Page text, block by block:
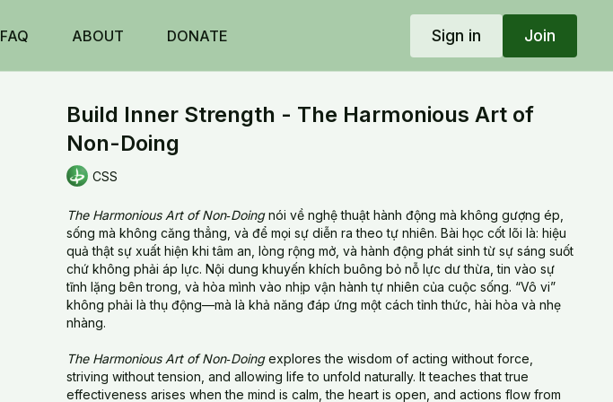
FAQ ABOUT DONATE Sign in Join
Build Inner Strength - The Harmonious Art of
Non-Doing
CSS
The Harmonious Art of Non‑Doingnói về nghệ thuật hành động mà không gượng ép,
sống mà không căng thẳng, và để mọi sự diễn ra theo tự nhiên. Bài học cốt lõi là: hiệu
quả thật sự xuất hiện khi tâm an, lòng rộng mở, và hành động phát sinh từ sự sáng suốt
chứ không phải áp lực. Nội dung khuyến khích buông bỏ nỗ lực dư thừa, tin vào sự
tĩnh lặng bên trong, và hòa mình vào nhịp vận hành tự nhiên của cuộc sống. “Vô vi”
không phải là thụ động—mà là khả năng đáp ứng một cách tỉnh thức, hài hòa và nhẹ
nhàng.
The Harmonious Art of Non‑Doingexplores the wisdom of acting without force,
striving without tension, and allowing life to unfold naturally. It teaches that true
effectiveness arises when the mind is calm, the heart is open, and actions flow from